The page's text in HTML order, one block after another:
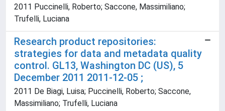
2011 Puccinelli, Roberto; Saccone, Massimiliano;
Trufelli, Luciana
Research product repositories:
strategies for data and metadata quality
control. GL13, Washington DC (US), 5
December 2011 2011-12-05 ;
2011 De Biagi, Luisa; Puccinelli, Roberto; Saccone,
Massimiliano; Trufelli, Luciana